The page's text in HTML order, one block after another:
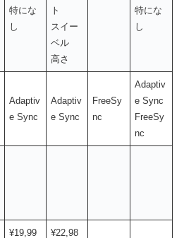
特にな
し
ト
スイー
ベル
高さ
特にな
し
Adaptiv
e Sync
Adaptiv
e Sync
FreeSy
nc
Adaptiv
e Sync
FreeSy
nc
¥19,99 ¥22,98